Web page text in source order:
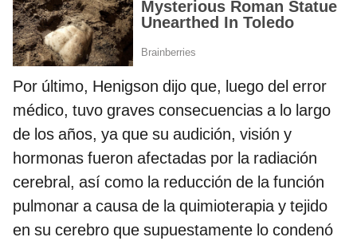
Por último, Henigson dijo que, luego del error
médico, tuvo graves consecuencias a lo largo
de los años, ya que su audición, visión y
hormonas fueron afectadas por la radiación
cerebral, así como la reducción de la función
pulmonar a causa de la quimioterapia y tejido
en su cerebro que supuestamente lo condenó